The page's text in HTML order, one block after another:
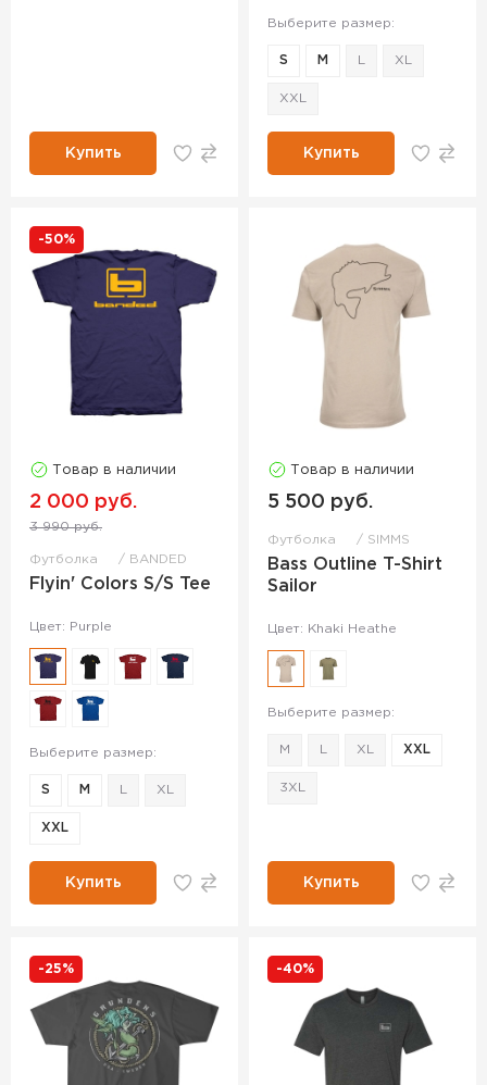
Купить
Выберите размер:
S M XL
XXL
Купить
-50%
Товар в наличии
2 000 руб.
3 990 руб.
Футболка BANDED
Flyin' Colors S/S Tee
Цвет: Purple
Выберите размер:
S M XL
XXL
Купить
Товар в наличии
5 500 руб.
Футболка SIMMS
Bass Outline T-Shirt
Sailor
Цвет: Khaki Heathe
Выберите размер:
M XL XXL
3XL
Купить
-25% -40%